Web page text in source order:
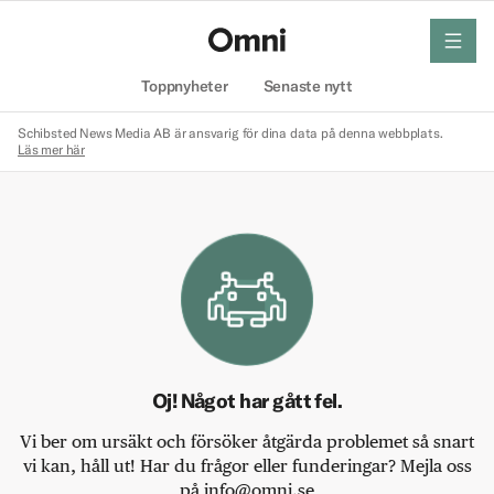
Toppnyheter Senaste nytt
meny
Schibsted News Media AB är ansvarig för dina data på denna webbplats.
Läs mer här
Oj! Något har gått fel.
Vi ber om ursäkt och försöker åtgärda problemet så snart
vi kan, håll ut! Har du frågor eller funderingar? Mejla oss